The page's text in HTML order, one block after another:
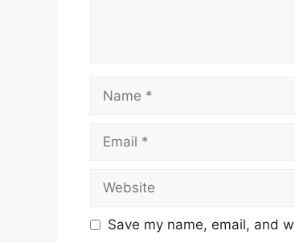
Name
Email
Website
Save my name, email, and